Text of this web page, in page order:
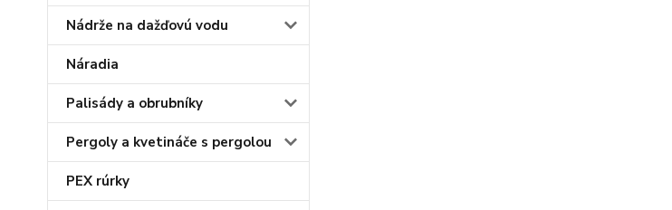
Nádrže na dažďovú vodu
Náradia
Palisády a obrubníky
Pergoly a kvetináče s pergolou
PEX rúrky